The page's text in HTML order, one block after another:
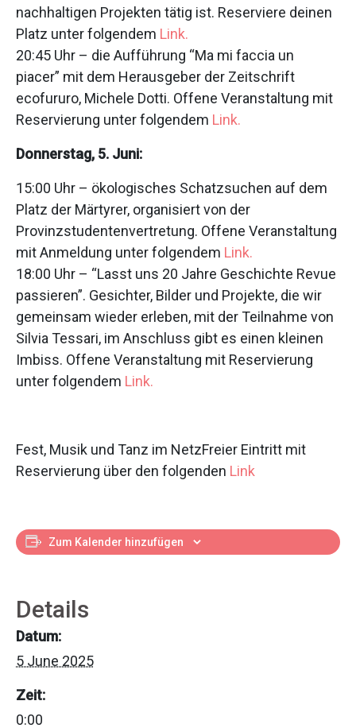
nachhaltigen Projekten tätig ist. Reserviere deinen
Platz unter folgendem Link.
20:45 Uhr – die Aufführung “Ma mi faccia un
piacer” mit dem Herausgeber der Zeitschrift
ecofururo, Michele Dotti. Offene Veranstaltung mit
Reservierung unter folgendem Link.
Donnerstag, 5. Juni:
15:00 Uhr – ökologisches Schatzsuchen auf dem
Platz der Märtyrer, organisiert von der
Provinzstudentenvertretung. Offene Veranstaltung
mit Anmeldung unter folgendem Link.
18:00 Uhr – “Lasst uns 20 Jahre Geschichte Revue
passieren”. Gesichter, Bilder und Projekte, die wir
gemeinsam wieder erleben, mit der Teilnahme von
Silvia Tessari, im Anschluss gibt es einen kleinen
Imbiss. Offene Veranstaltung mit Reservierung
unter folgendem Link.
Fest, Musik und Tanz im NetzFreier Eintritt mit
Reservierung über den folgenden Link
Zum Kalender hinzufügen
Details
Datum:
5 June 2025
Zeit:
0:00